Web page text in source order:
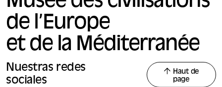
de l’Europe
et de la Méditerranée
Nuestras redes
sociales
Haut de
page